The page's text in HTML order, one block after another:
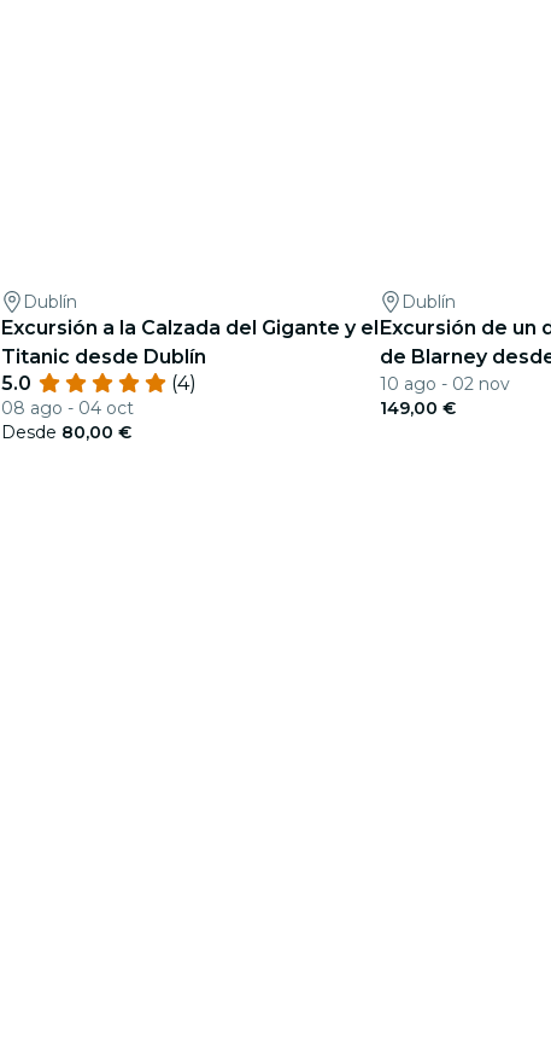
Dublín
Excursión a la Calzada del Gigante y el
Titanic desde Dublín
5.0
(4)
08 ago - 04 oct
Desde 80,00 €
Dublín
Excursión de un
de Blarney
10 ago - 02 nov
149,00 €